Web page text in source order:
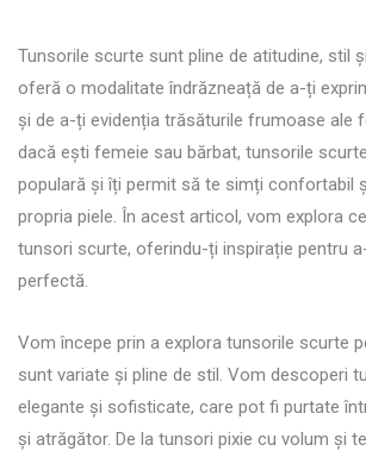
Tunsorile scurte sunt pline de atitudine, stil
oferă o modalitate îndrăzneață de a-ți
și de a-ți evidenția trăsăturile frumoase ale
dacă ești femeie sau bărbat, tunsorile
populară și îți permit să te simți confortabil
propria piele. În acest articol, vom explora
tunsori scurte, oferindu-ți inspirație pentru
perfectă.
Vom începe prin a explora tunsorile scurte
sunt variate și pline de stil. Vom descoperi
elegante și sofisticate, care pot fi purtate
și atrăgător. De la tunsori pixie cu volum și